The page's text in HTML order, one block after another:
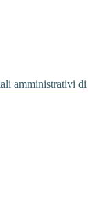
amministrativi di